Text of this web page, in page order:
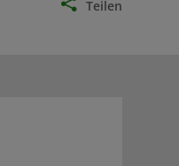
Teilen